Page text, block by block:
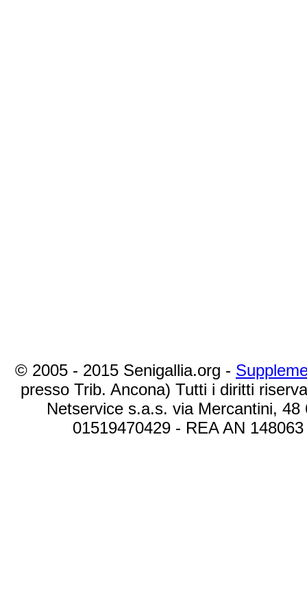
© 2005 - 2015 Senigallia.org -
presso Trib. Ancona) Tutti i diritti
Netservice s.a.s. via Mercantini,
01519470429 - REA AN